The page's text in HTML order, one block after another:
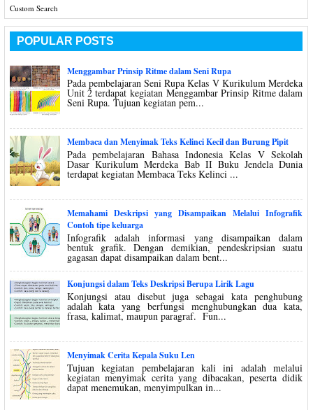
Custom Search
POPULAR POSTS
Menggambar Prinsip Ritme dalam Seni Rupa
Pada pembelajaran Seni Rupa Kelas V Kurikulum Merdeka
Unit 2 terdapat kegiatan Menggambar Prinsip Ritme dalam
Seni Rupa. Tujuan kegiatan pem...
Membaca dan Menyimak Teks Kelinci Kecil dan Burung Pipit
Pada pembelajaran Bahasa Indonesia Kelas V Sekolah
Dasar Kurikulum Merdeka Bab II Buku Jendela Dunia
terdapat kegiatan Membaca Teks Kelinci ...
Memahami Deskripsi yang Disampaikan Melalui Infografik
Contoh tipe keluarga
Infografik adalah informasi yang disampaikan dalam
bentuk grafik. Dengan demikian, pendeskripsian suatu
gagasan dapat disampaikan dalam bent...
Konjungsi dalam Teks Deskripsi Berupa Lirik Lagu
Konjungsi atau disebut juga sebagai kata penghubung
adalah kata yang berfungsi menghubungkan dua kata,
frasa, kalimat, maupun paragraf. Fun...
Menyimak Cerita Kepala Suku Len
Tujuan kegiatan pembelajaran kali ini adalah melalui
kegiatan menyimak cerita yang dibacakan, peserta didik
dapat menemukan, menyimpulkan in...